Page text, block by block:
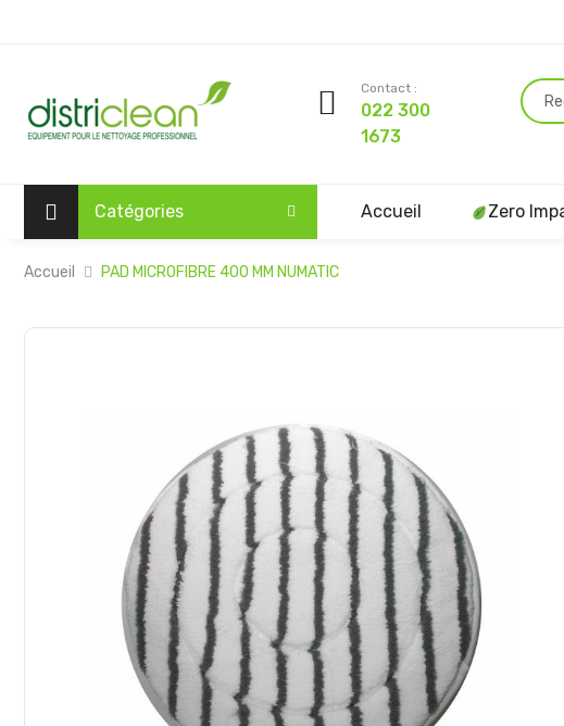
Contact :
022 300
1673
Catégories Accueil Zero
Accueil PAD MICROFIBRE 400 MM NUMATIC
Passer